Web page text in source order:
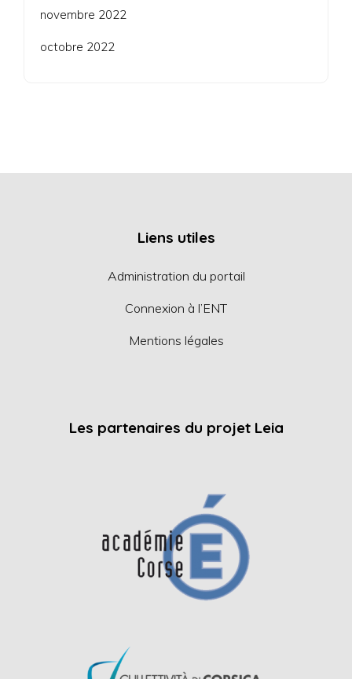
novembre 2022
octobre 2022
Liens utiles
Administration du portail
Connexion à l’ENT
Mentions légales
Les partenaires du projet Leia